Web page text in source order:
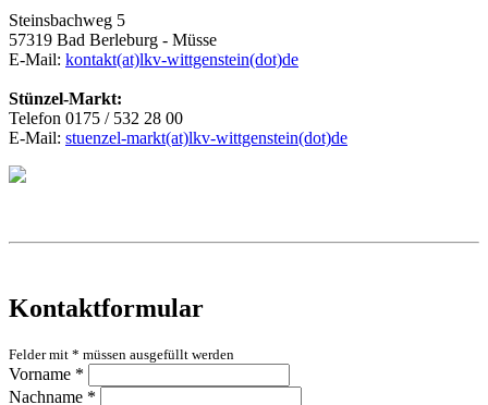
Steinsbachweg 5
57319 Bad Berleburg - Müsse
E-Mail: kontakt(at)lkv-wittgenstein(dot)de
Stünzel-Markt:
Telefon 0175 / 532 28 00
E-Mail: stuenzel-markt(at)lkv-wittgenstein(dot)de
Kontaktformular
Felder mit * müssen ausgefüllt werden
Vorname *
Nachname *